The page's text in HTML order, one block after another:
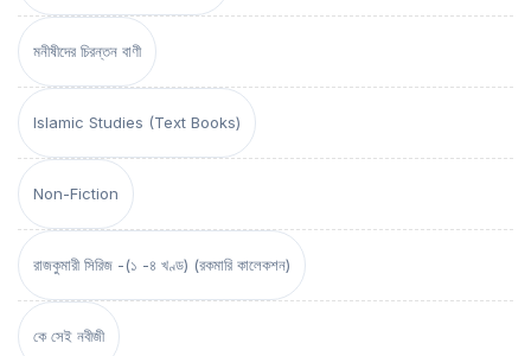
মনীষীদের চিরন্তন বাণী
Islamic Studies (Text Books)
Non-Fiction
রাজকুমারী সিরিজ -(১ -৪ খণ্ড) (রকমারি কালেকশন)
কে সেই নবীজী